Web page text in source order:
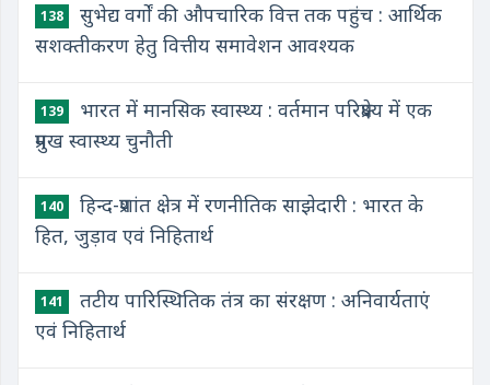
138
सुभेद्य वर्गों की औपचारिक वित्त तक पहुंच : आर्थिक
सशक्तीकरण हेतु वित्तीय समावेशन आवश्यक
139
भारत में मानसिक स्वास्थ्य : वर्तमान परिप्रेक्ष्य में एक
प्रमुख स्वास्थ्य चुनौती
140
हिन्द-प्रशांत क्षेत्र में रणनीतिक साझेदारी : भारत के
हित, जुड़ाव एवं निहितार्थ
141
तटीय पारिस्थितिक तंत्र का संरक्षण : अनिवार्यताएं
एवं निहितार्थ